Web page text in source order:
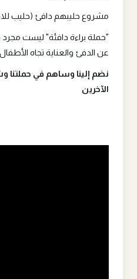
مشروع حليبهم دافئ (حليب
"حملة براءة دافئة" ليست مجرد
عن الدفئ والعناية تجاه
نضم إلينا وساهم في حملتنا
الآخرين